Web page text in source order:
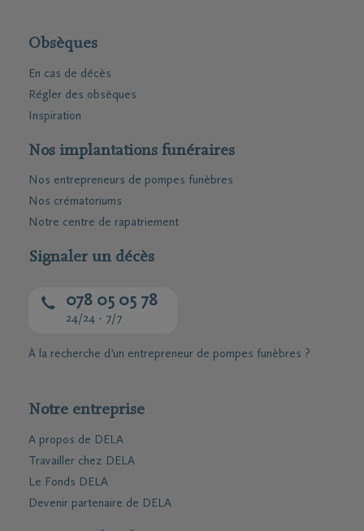
Obsèques
En cas de décès
Régler des obsèques
Inspiration
Nos implantations funéraires
Nos entrepreneurs de pompes funèbres
Nos crématoriums
Notre centre de rapatriement
Signaler un décès
078 05 05 78
24/24 - 7/7
À la recherche d’un entrepreneur de pompes funèbres ?
Notre entreprise
A propos de DELA
Travailler chez DELA
Le Fonds DELA
Devenir partenaire de DELA